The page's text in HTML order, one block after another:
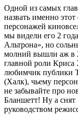
Одной из самых
назвать именно
персонажей
мы видели его 2
Альтрона», но
молний вышли аж в
главной роли Криса
любимчик публики
(Халк), чьему
не забывайте про
Бланшетт! Ну а снят
руководством